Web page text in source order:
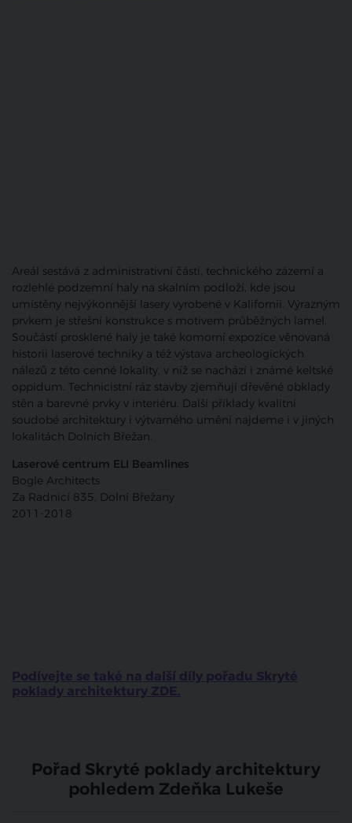
Areál sestává z administrativní části, technického zázemí a
rozlehlé podzemní haly na skalním podloží, kde jsou
umístěny nejvýkonnější lasery vyrobené v Kalifornii. Výrazným
prvkem je střešní konstrukce s motivem průběžných lamel.
Součástí prosklené haly je také komorní expozice věnovaná
historii laserové techniky a též výstava archeologických
nálezů z této cenné lokality, v níž se nachází i známé keltské
oppidum. Technicistní ráz stavby zjemňují dřevěné obklady
stěn a barevné prvky v interiéru. Další příklady kvalitní
soudobé architektury i výtvarného umění najdeme i v jiných
lokalitách Dolních Břežan.
Laserové centrum ELI Beamlines
Bogle Architects
Za Radnicí 835, Dolní Břežany
2011-2018
Podívejte se také na další díly pořadu Skryté
poklady architektury ZDE.
Pořad Skryté poklady architektury
pohledem Zdeňka Lukeše